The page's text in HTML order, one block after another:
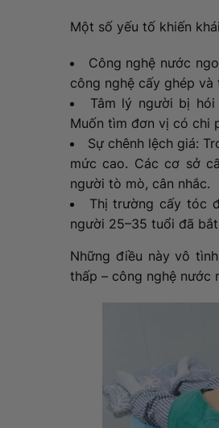
Một số yếu tố khiến
Công nghệ nước
công nghệ cấy ghép
Tâm lý người bị
Muốn tìm đơn vị có chi
Sự chênh lệch giá:
mức cao. Các cơ sở
người tò mò, cân nhắc.
Thị trường cấy tóc
người 25–35 tuổi đã
Những điều này vô
thấp – công nghệ nước